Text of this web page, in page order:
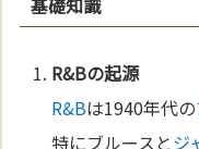
R&Bの起源
R&Bは1940年代の
特にブルースとジ